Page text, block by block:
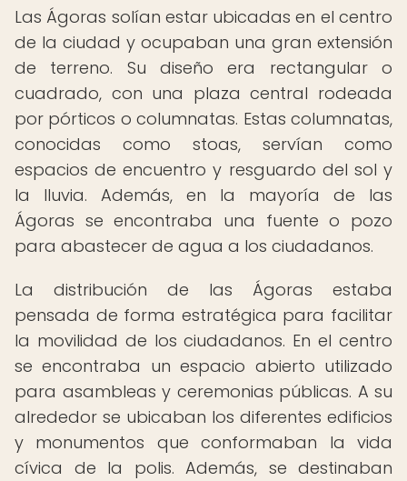
Las Ágoras solían estar ubicadas en el centro
de la ciudad y ocupaban una gran extensión
de terreno. Su diseño era rectangular o
cuadrado, con una plaza central rodeada
por pórticos o columnatas. Estas columnatas,
conocidas como stoas, servían como
espacios de encuentro y resguardo del sol y
la lluvia. Además, en la mayoría de las
Ágoras se encontraba una fuente o pozo
para abastecer de agua a los ciudadanos.
La distribución de las Ágoras estaba
pensada de forma estratégica para facilitar
la movilidad de los ciudadanos. En el centro
se encontraba un espacio abierto utilizado
para asambleas y ceremonias públicas. A su
alrededor se ubicaban los diferentes edificios
y monumentos que conformaban la vida
cívica de la polis. Además, se destinaban